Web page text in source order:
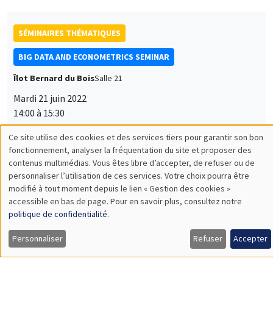
SÉMINAIRES THÉMATIQUES
BIG DATA AND ECONOMETRICS SEMINAR
Îlot Bernard du BoisSalle 21
Mardi 21 juin 2022
14:00 à 15:30
Romain Ferrali
AMSE
How to reduce bureaucratic corruption? Unpacking Brazilian
anti-corruption audits
ECONOMIC THEORY SEMINAR